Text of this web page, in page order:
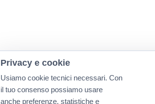
Privacy e cookie
Usiamo cookie tecnici necessari. Con
il tuo consenso possiamo usare
anche preferenze, statistiche e